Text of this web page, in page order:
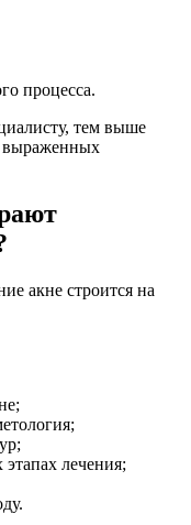
процесса.
тем выше
выраженных
акне строится на
лечения;